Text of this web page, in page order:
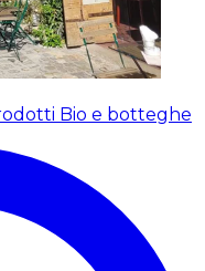
Bio e botteghe